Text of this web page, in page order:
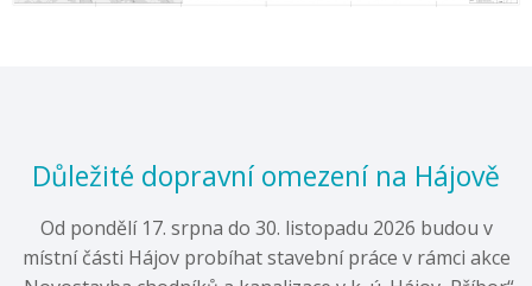
Důležité dopravní omezení na Hájově
Od pondělí 17. srpna do 30. listopadu 2026 budou v
místní části Hájov probíhat stavební práce v rámci akce